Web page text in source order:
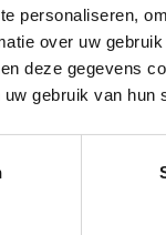
personaliseren,
over uw
deze gegevens
gebruik van hun
alle